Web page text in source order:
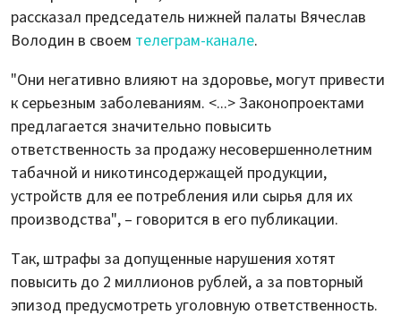
рассказал председатель нижней палаты Вячеслав
Володин в своем телеграм-канале.
"Они негативно влияют на здоровье, могут привести
к серьезным заболеваниям. <...> Законопроектами
предлагается значительно повысить
ответственность за продажу несовершеннолетним
табачной и никотинсодержащей продукции,
устройств для ее потребления или сырья для их
производства", – говорится в его публикации.
Так, штрафы за допущенные нарушения хотят
повысить до 2 миллионов рублей, а за повторный
эпизод предусмотреть уголовную ответственность.